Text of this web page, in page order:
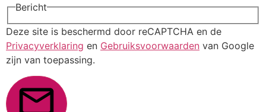
Bericht
Deze site is beschermd door reCAPTCHA en de
Privacyverklaring en Gebruiksvoorwaarden van Google
zijn van toepassing.